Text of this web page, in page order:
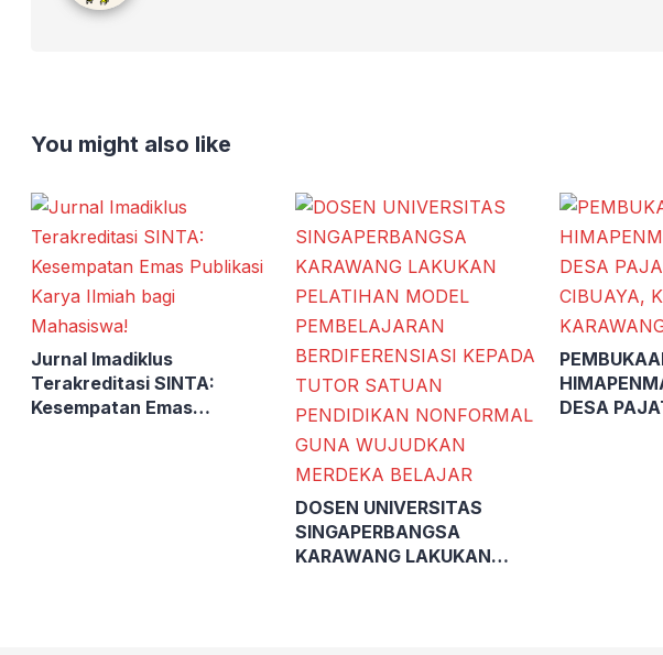
You might also like
Jurnal Imadiklus
Terakreditasi SINTA:
Kesempatan Emas
DOSEN UNIVERSITAS
SINGAPERBANGSA
KARAWANG LAKUKAN
DESA